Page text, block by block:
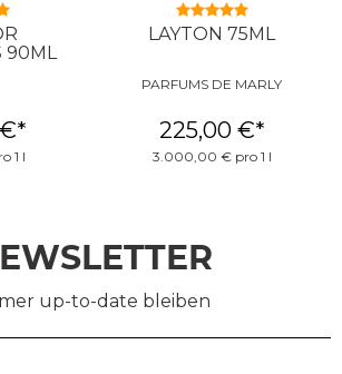
90ML
*
1 l
LAYTON 75ML
PARFUMS DE MARLY
225,00 €*
3.000,00 € pro 1 l
up-to-date bleiben